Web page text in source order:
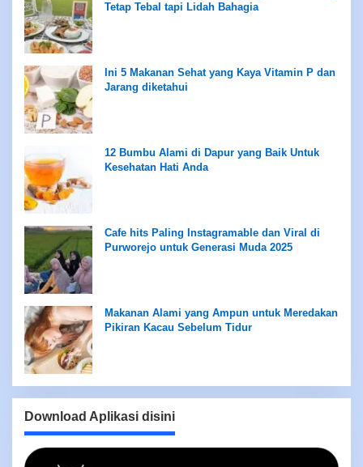
Tetap Tebal tapi Lidah Bahagia
Ini 5 Makanan Sehat yang Kaya Vitamin P dan
Jarang diketahui
12 Bumbu Alami di Dapur yang Baik Untuk
Kesehatan Hati Anda
Cafe hits Paling Instagramable dan Viral di
Purworejo untuk Generasi Muda 2025
Makanan Alami yang Ampun untuk Meredakan
Pikiran Kacau Sebelum Tidur
Download Aplikasi disini